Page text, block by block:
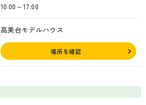
10:00～17:00
高美台モデルハウス
場所を確認